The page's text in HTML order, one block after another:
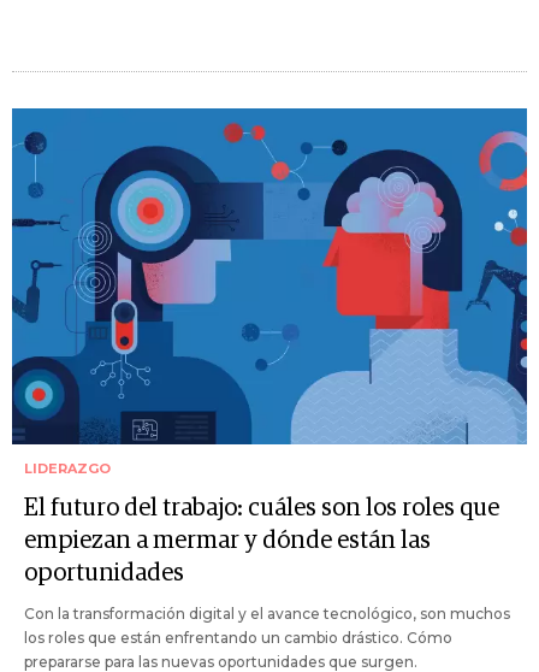
LIDERAZGO
El futuro del trabajo: cuáles son los roles que
empiezan a mermar y dónde están las
oportunidades
Con la transformación digital y el avance tecnológico, son muchos
los roles que están enfrentando un cambio drástico. Cómo
prepararse para las nuevas oportunidades que surgen.